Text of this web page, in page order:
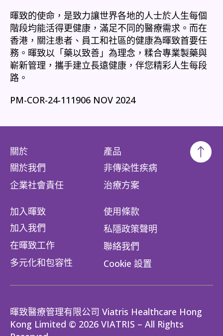
暉致的使命，是致力讓世界各地的人士於人生每個
階段均能活得更健康，滿足不同的醫療需求。而在
香港，關注患者、員工和社區的健康為暉致首要任
務。暉致以「藥以致善」為理念，糅合專業製藥與
嶄新管理，攜手建立長遠健康，伴您精彩人生每段
路。
PM-COR-24-111906 NOV 2024
關於
關於我們
企業社會責任​
產品
非傳染性疾病
治療方案
加入暉致
加入我們
在暉致工作
多元化和包容性
使用條款
私隱政策聲明
聯絡我們
Cookie 設置
暉致醫療管理有限公司 Viatris Healthcare Hong
Kong Limited © 2026 VIATRIS – All Rights